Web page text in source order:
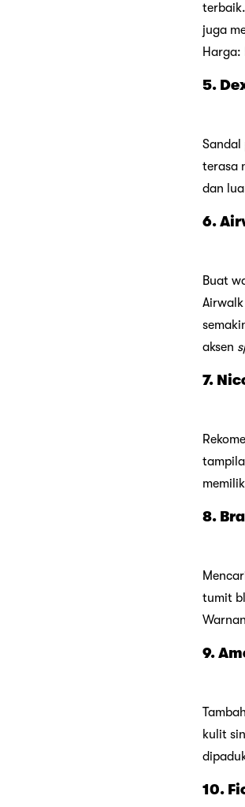
juga
Harga:
5.
terasa
dan
6.
Buat
aksen
7.
8.
tumit
9.
kulit
10.